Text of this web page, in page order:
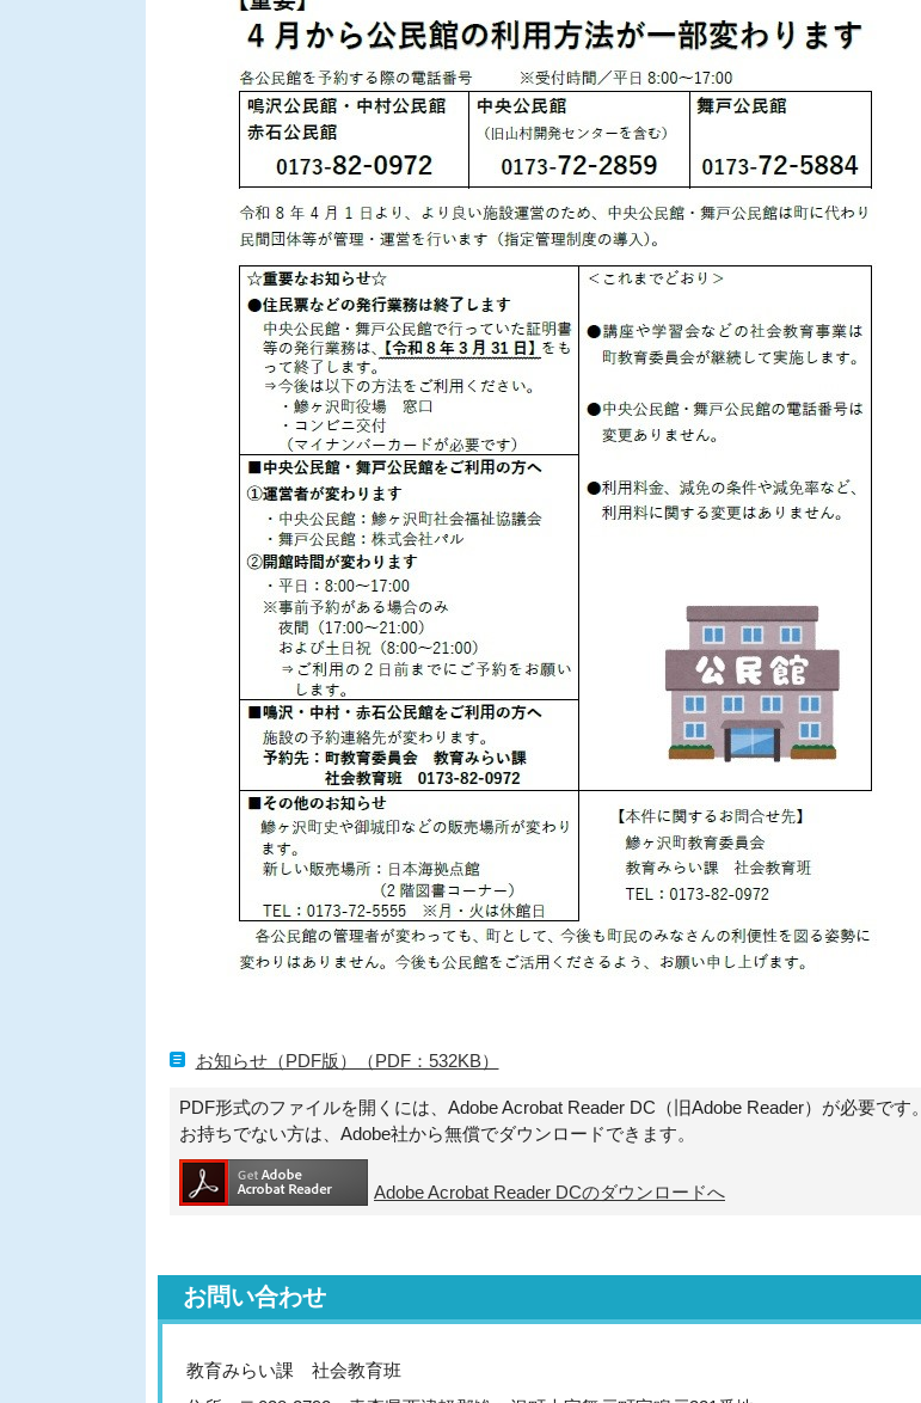
お知らせ（PDF版）（PDF：532KB）
PDF形式のファイルを開くには、Adobe Acrobat Reader DC（旧Adobe Reader）が必要です。
お持ちでない方は、Adobe社から無償でダウンロードできます。
Adobe Acrobat Reader DCのダウンロードへ
お問い合わせ
教育みらい課 社会教育班